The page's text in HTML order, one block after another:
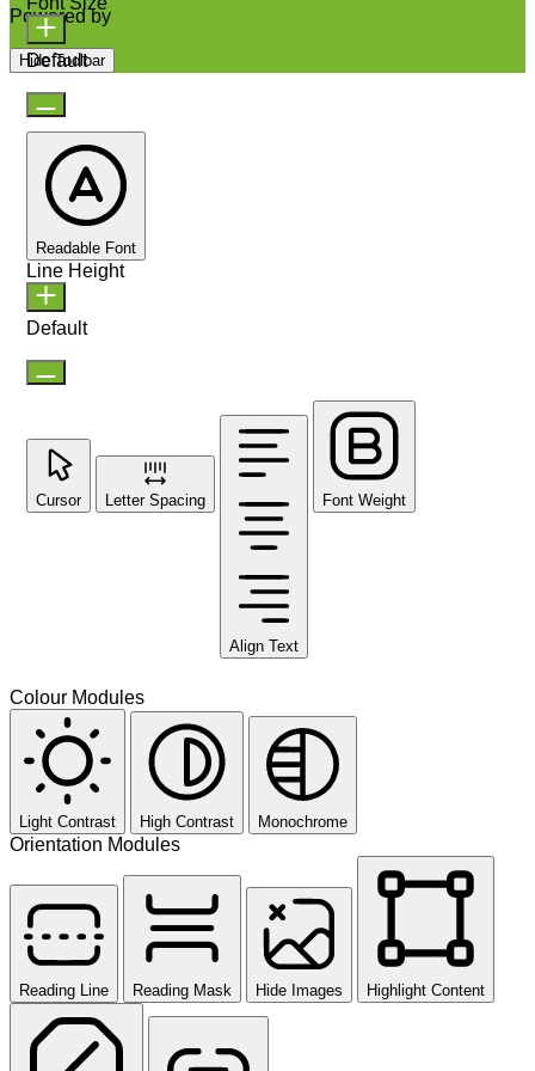
Powered by
Hide Toolbar
Default
Readable Font
Line Height
Default
Cursor Letter Spacing
Align Text
Font Weight
Colour Modules
Light Contrast High Contrast Monochrome
Orientation Modules
Reading Line Reading Mask Hide Images Highlight Content